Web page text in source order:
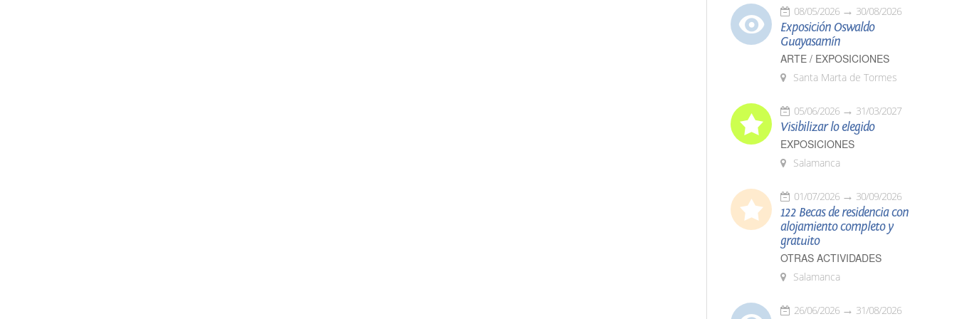
08/05/2026 30/08/2026
Exposición Oswaldo
Guayasamín
ARTE / EXPOSICIONES
Santa Marta de Tormes
05/06/2026 31/03/2027
Visibilizar lo elegido
EXPOSICIONES
Salamanca
01/07/2026 30/09/2026
122 Becas de residencia con
alojamiento completo y
gratuito
OTRAS ACTIVIDADES
Salamanca
26/06/2026 31/08/2026